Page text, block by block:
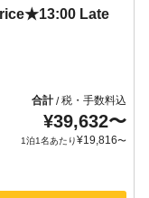
Late
合計/税・手数料込
¥39,632〜
1泊1名あたり¥19,816〜